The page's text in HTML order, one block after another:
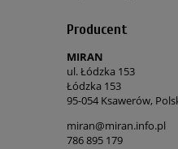
Producent
MIRAN
ul. Łódzka 153
Łódzka 153
95-054 Ksawerów,
miran@miran.info.pl
786 895 179